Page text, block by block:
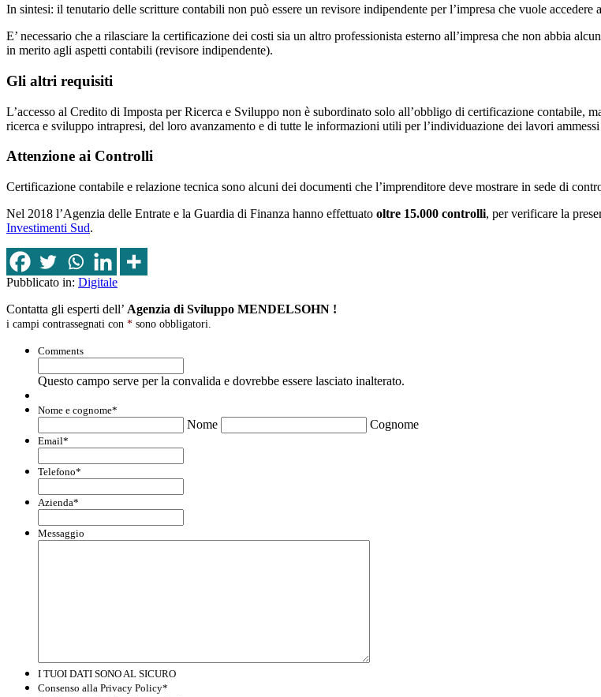
In sintesi: il tenutario delle scritture contabili non può essere un revisore indipendente per l’impresa che vuole accedere
E’ necessario che a rilasciare la certificazione dei costi sia un altro professionista esterno all’impresa che non abbia
in merito agli aspetti contabili (revisore indipendente).
Gli altri requisiti
L’accesso al Credito di Imposta per Ricerca e Sviluppo non è subordinato solo all’obbligo di certificazione contabile,
ricerca e sviluppo intrapresi, del loro avanzamento e di tutte le informazioni utili per l’individuazione dei lavori
Attenzione ai Controlli
Certificazione contabile e relazione tecnica sono alcuni dei documenti che l’imprenditore deve mostrare in sede di
Nel 2018 l’Agenzia delle Entrate e la Guardia di Finanza hanno effettuato oltre 15.000 controlli, per verificare la
Investimenti Sud.
Pubblicato in: Digitale
Contatta gli esperti dell’ Agenzia di Sviluppo MENDELSOHN !
i campi contrassegnati con * sono obbligatori.
Comments
Questo campo serve per la convalida e dovrebbe essere lasciato inalterato.
Nome e cognome*
Nome Cognome
Email*
Telefono*
Azienda*
Messaggio
I TUOI DATI SONO AL SICURO
Consenso alla Privacy Policy*